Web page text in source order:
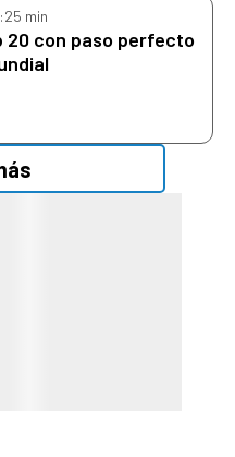
min
20 con paso perfecto